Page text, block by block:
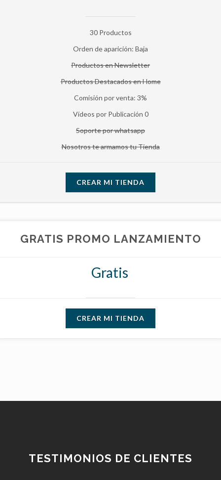
30 Productos
Orden de aparición: Baja
Productos en Newsletter
Productos Destacados en Home
Comisión por venta: 3%
Vídeos por Publicación 0
Soporte por whatsapp
Nosotros te armamos tu Tienda
CREAR MI TIENDA
GRATIS PROMO LANZAMIENTO
Gratis
CREAR MI TIENDA
TESTIMONIOS DE CLIENTES